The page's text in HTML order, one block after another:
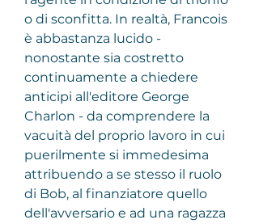
o di sconfitta. In realtà, Francois
è abbastanza lucido -
nonostante sia costretto
continuamente a chiedere
anticipi all'editore George
Charlon - da comprendere la
vacuità del proprio lavoro in cui
puerilmente si immedesima
attribuendo a se stesso il ruolo
di Bob, al finanziatore quello
dell'avversario e ad una ragazza